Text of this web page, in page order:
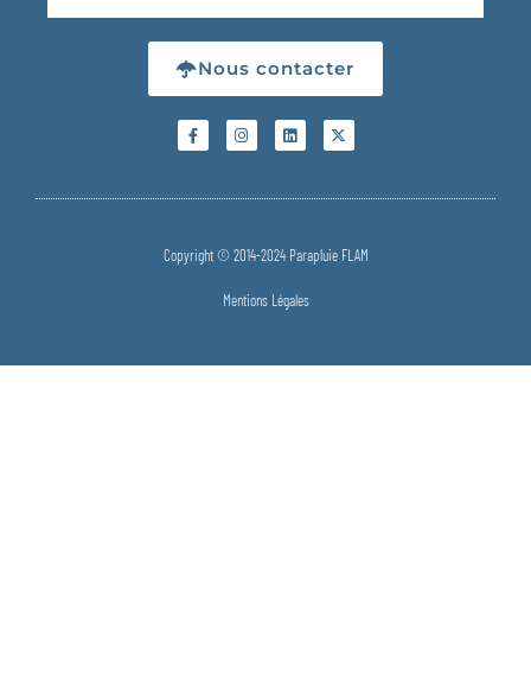
Nous contacter
Copyright © 2014-2024 Parapluie FLAM
Mentions Légales